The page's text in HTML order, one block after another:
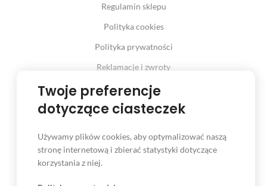
Regulamin sklepu
Polityka cookies
Polityka prywatności
Reklamacje i zwroty
Prawo odstąpienia od umowy
INFORMACJE
Twoje preferencje
dotyczące ciasteczek
Używamy plików cookies, aby optymalizować naszą
stronę internetową i zbierać statystyki dotyczące
korzystania z niej.